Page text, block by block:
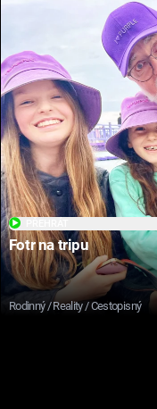
Fotr na tripu
Rodinný / Reality / Cestopisný